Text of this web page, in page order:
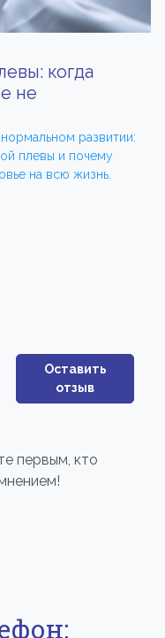
когда
не
развитии:
плевы и почему
на всю жизнь.
Оставить
отзыв
первым, кто